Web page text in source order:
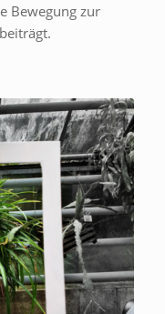
Bewegung zur